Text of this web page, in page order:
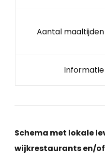
Aantal maaltijden
Informatie
Schema met lokale
wijkrestaurants en/